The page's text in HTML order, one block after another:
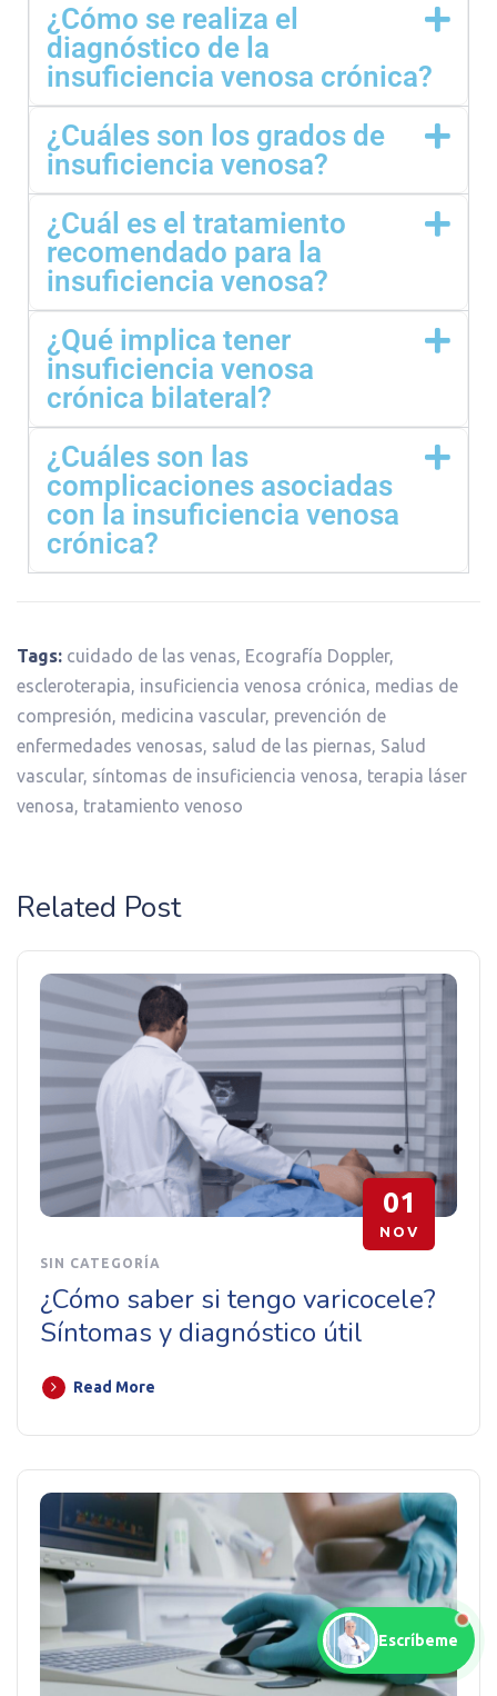
¿Cómo se realiza el
diagnóstico de la
insuficiencia venosa crónica?
¿Cuáles son los grados de
insuficiencia venosa?
¿Cuál es el tratamiento
recomendado para la
insuficiencia venosa?
¿Qué implica tener
insuficiencia venosa
crónica bilateral?
¿Cuáles son las
complicaciones asociadas
con la insuficiencia venosa
crónica?
Tags: cuidado de las venas, Ecografía Doppler,
escleroterapia, insuficiencia venosa crónica, medias de
compresión, medicina vascular, prevención de
enfermedades venosas, salud de las piernas, Salud
vascular, síntomas de insuficiencia venosa, terapia láser
venosa, tratamiento venoso
Related Post
01
NOV
SIN CATEGORÍA
¿Cómo saber si tengo varicocele?
Síntomas y diagnóstico útil
Read More
Escríbeme